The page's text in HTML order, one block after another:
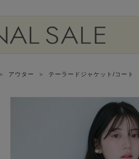
アウター ＞ テーラードジャケット/コート